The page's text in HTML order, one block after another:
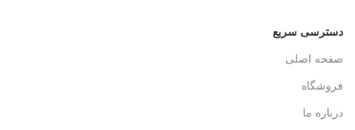
دسترسی سریع
صفحه اصلی
فروشگاه
درباره ما